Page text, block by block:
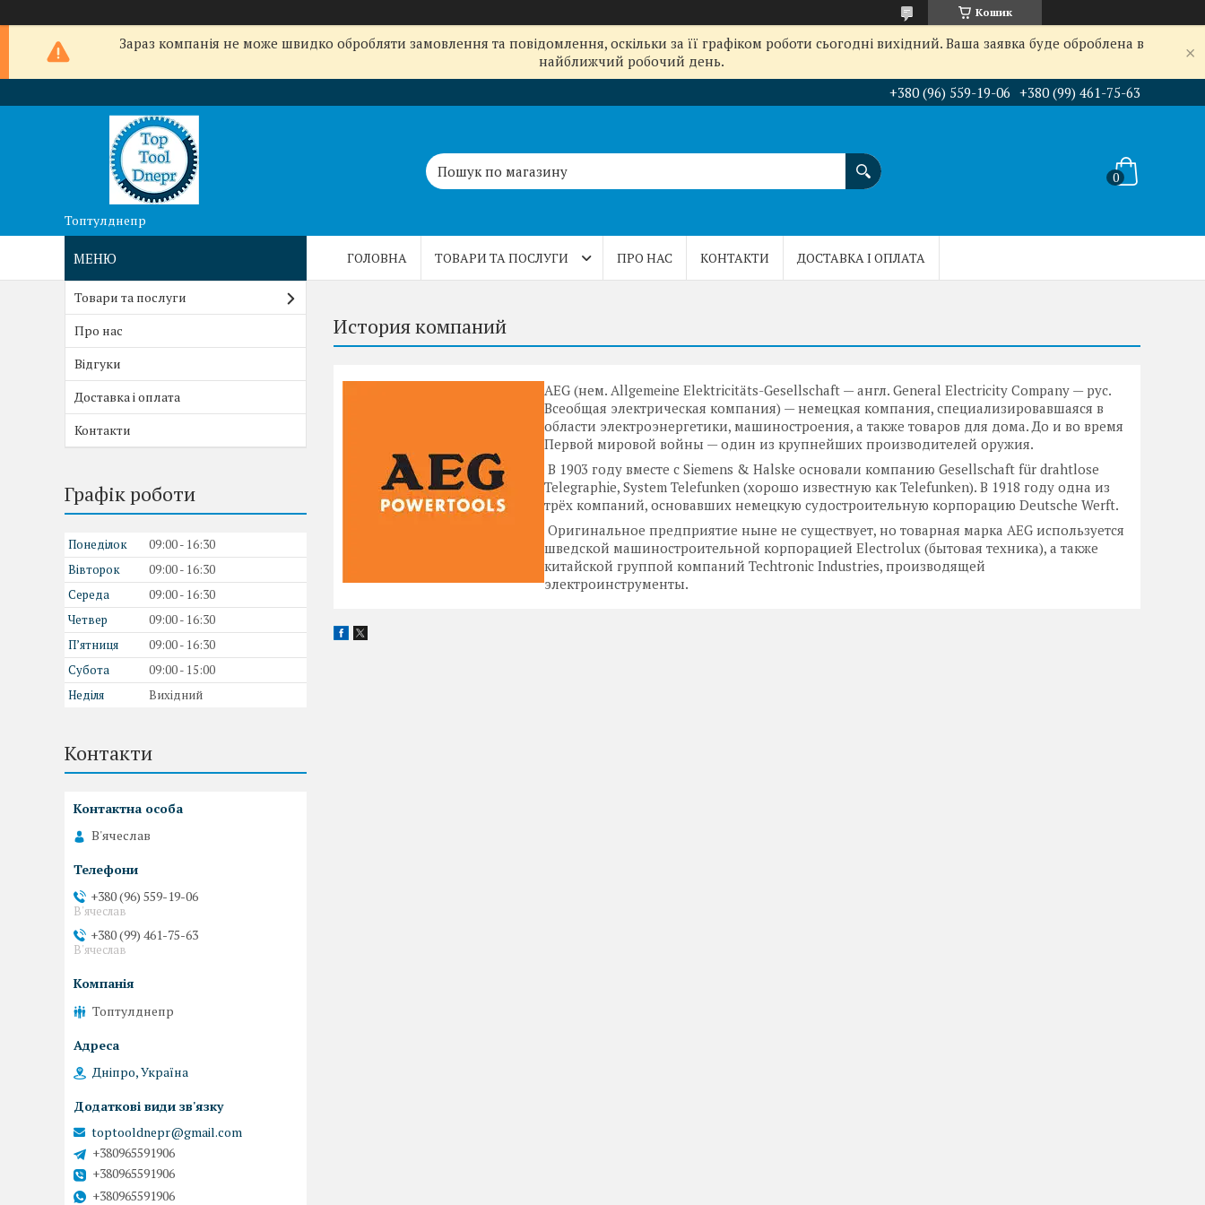
Кошик
Зараз компанія не може швидко обробляти замовлення та повідомлення, оскільки за її графіком роботи сьогодні вихідний. Ваша заявка буде оброблена в
найближчий робочий день.
+380 (96) 559-19-06 +380 (99) 461-75-63
Топтулднепр
ГОЛОВНА ТОВАРИ ТА ПОСЛУГИ ПРО НАС КОНТАКТИ ДОСТАВКА І ОПЛАТА
История компаний
AEG (нем. Allgemeine Elektricitäts-Gesellschaft — англ. General Electricity Company — рус.
Всеобщая электрическая компания) — немецкая компания, специализировавшаяся в
области электроэнергетики, машиностроения, а также товаров для дома. До и во время
Первой мировой войны — один из крупнейших производителей оружия.
В 1903 году вместе с Siemens & Halske основали компанию Gesellschaft für drahtlose
Telegraphie, System Telefunken (хорошо известную как Telefunken). В 1918 году одна из
трёх компаний, основавших немецкую судостроительную корпорацию Deutsche Werft.
Оригинальное предприятие ныне не существует, но товарная марка AEG используется
шведской машиностроительной корпорацией Electrolux (бытовая техника), а также
китайской группой компаний Techtronic Industries, производящей
электроинструменты.
Товари та послуги
Про нас
Відгуки
Доставка і оплата
Контакти
Графік роботи
Понеділок 09:00
16:30
Вівторок
09:00
16:30
Середа
09:00
16:30
Четвер
09:00
16:30
Пʼятниця
09:00
16:30
Субота
09:00
15:00
Неділя
Вихідний
Контакти
В'ячеслав
+380 (96) 559-19-06
В'ячеслав
+380 (99) 461-75-63
В'ячеслав
Топтулднепр
Дніпро, Україна
toptooldnepr@gmail.com
+380965591906
+380965591906
+380965591906